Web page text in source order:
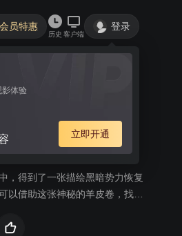
会员特惠
历史 客户端
登录
影体验
立即开通
篇
，得到了一张描绘黑暗势力恢复
以借助这张神秘的羊皮卷，找到
族为了彻底消灭黑魔王独霸世界